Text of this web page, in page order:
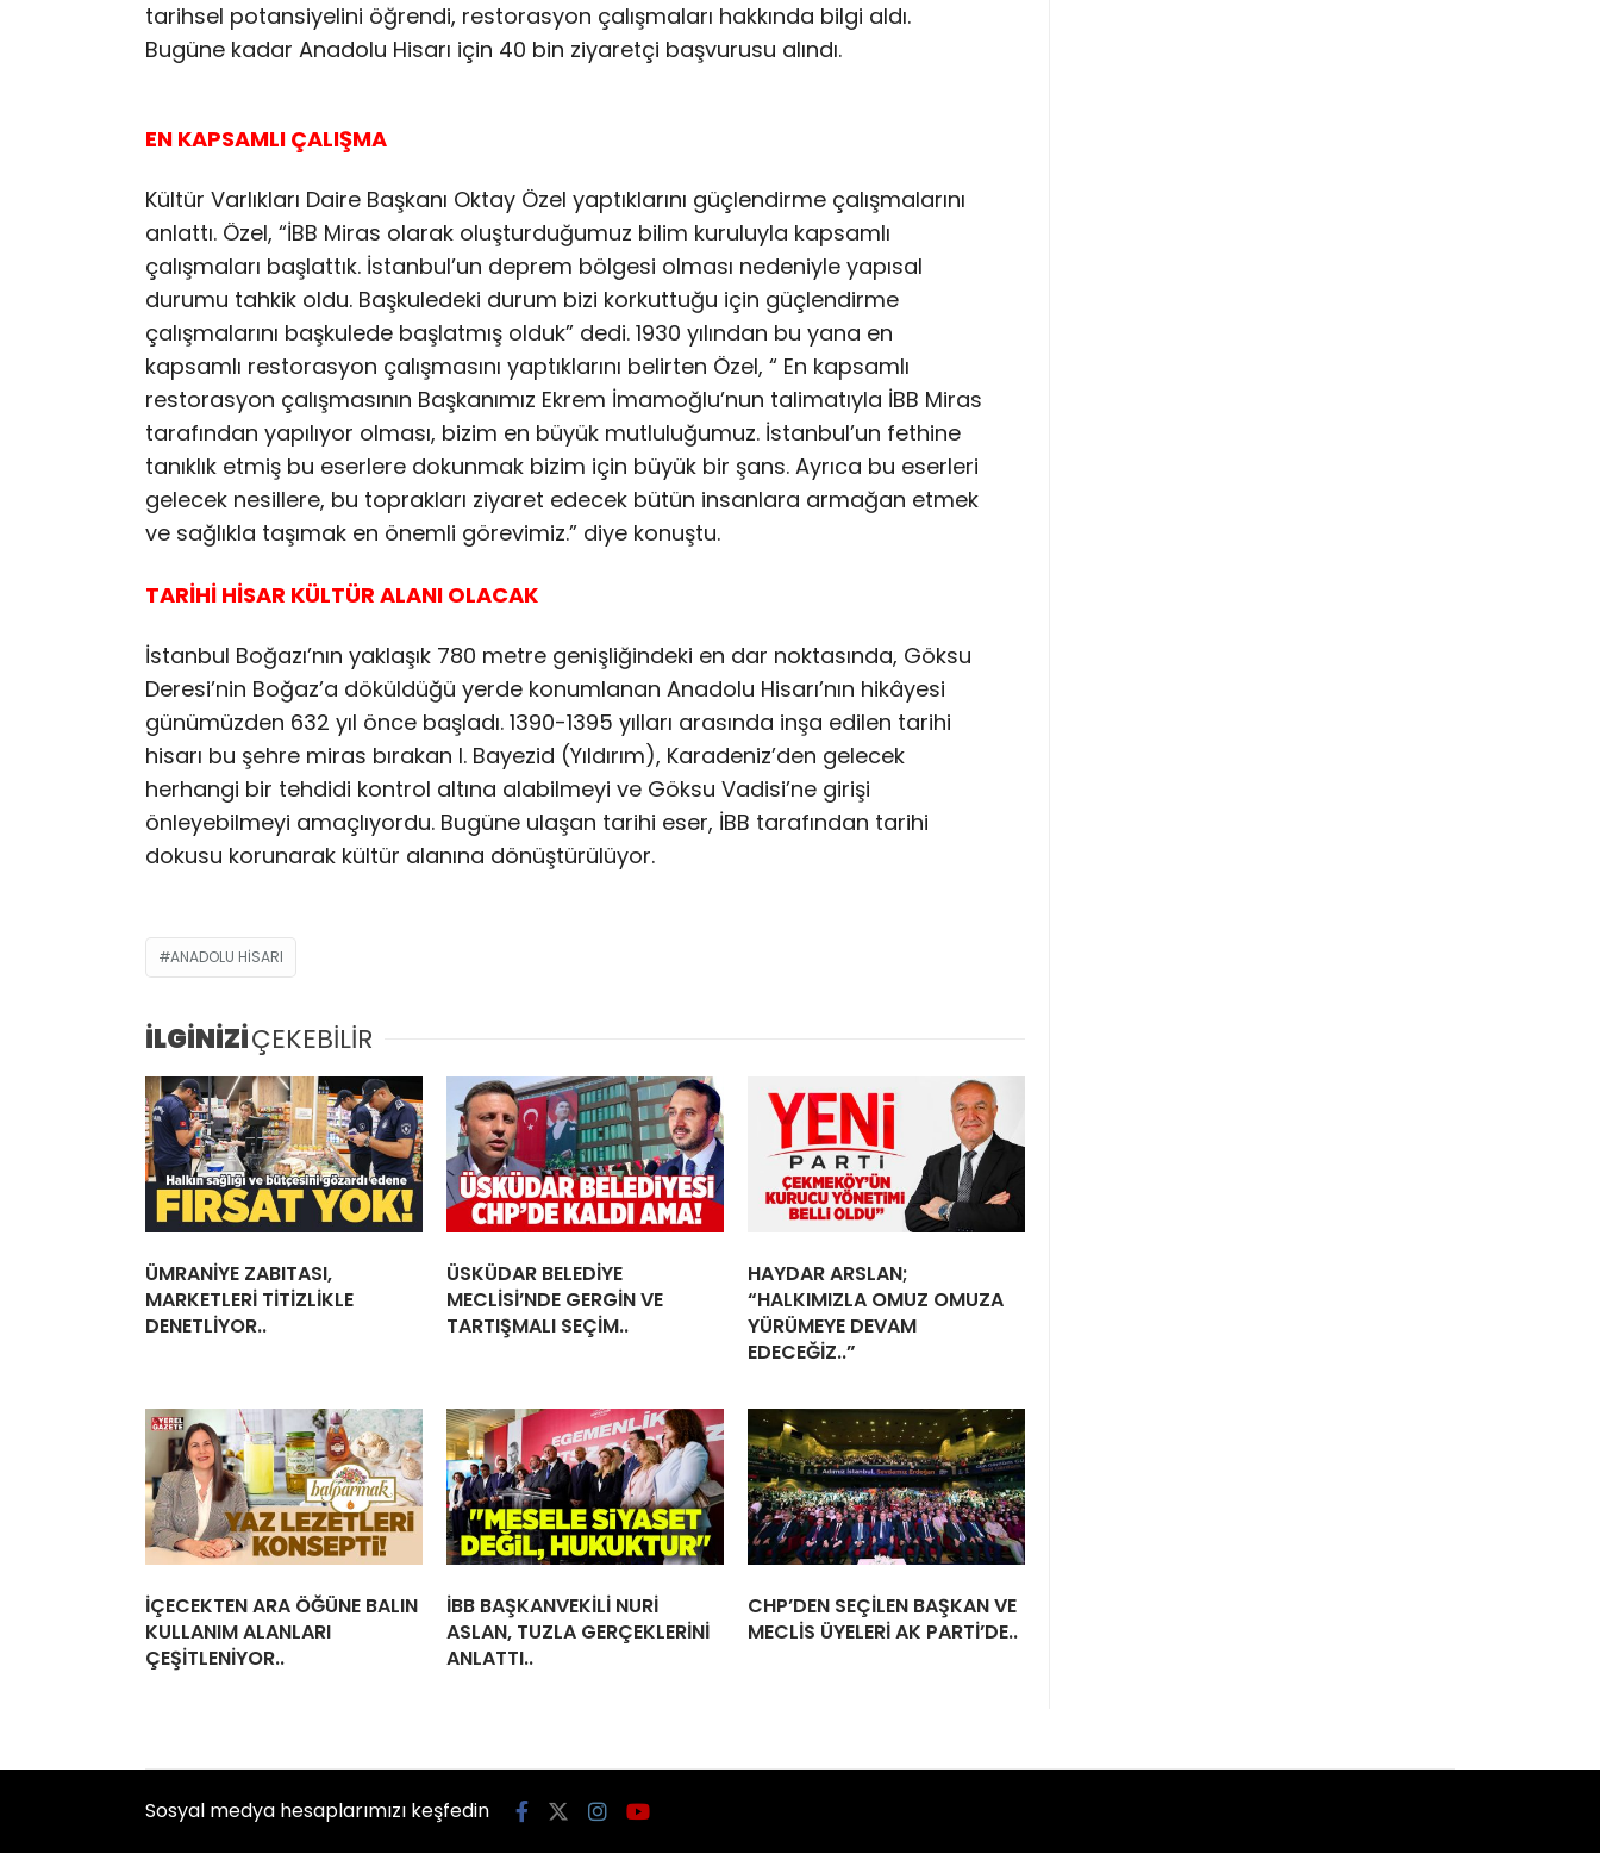
tarihsel potansiyelini öğrendi, restorasyon çalışmaları hakkında bilgi aldı.
Bugüne kadar Anadolu Hisarı için 40 bin ziyaretçi başvurusu alındı.
EN KAPSAMLI ÇALIŞMA
Kültür Varlıkları Daire Başkanı Oktay Özel yaptıklarını güçlendirme çalışmalarını
anlattı. Özel, “İBB Miras olarak oluşturduğumuz bilim kuruluyla kapsamlı
çalışmaları başlattık. İstanbul’un deprem bölgesi olması nedeniyle yapısal
durumu tahkik oldu. Başkuledeki durum bizi korkuttuğu için güçlendirme
çalışmalarını başkulede başlatmış olduk” dedi. 1930 yılından bu yana en
kapsamlı restorasyon çalışmasını yaptıklarını belirten Özel, “ En kapsamlı
restorasyon çalışmasının Başkanımız Ekrem İmamoğlu’nun talimatıyla İBB Miras
tarafından yapılıyor olması, bizim en büyük mutluluğumuz. İstanbul’un fethine
tanıklık etmiş bu eserlere dokunmak bizim için büyük bir şans. Ayrıca bu eserleri
gelecek nesillere, bu toprakları ziyaret edecek bütün insanlara armağan etmek
ve sağlıkla taşımak en önemli görevimiz.” diye konuştu.
TARİHİ HİSAR KÜLTÜR ALANI OLACAK
İstanbul Boğazı’nın yaklaşık 780 metre genişliğindeki en dar noktasında, Göksu
Deresi’nin Boğaz’a döküldüğü yerde konumlanan Anadolu Hisarı’nın hikâyesi
günümüzden 632 yıl önce başladı. 1390-1395 yılları arasında inşa edilen tarihi
hisarı bu şehre miras bırakan I. Bayezid (Yıldırım), Karadeniz’den gelecek
herhangi bir tehdidi kontrol altına alabilmeyi ve Göksu Vadisi’ne girişi
önleyebilmeyi amaçlıyordu. Bugüne ulaşan tarihi eser, İBB tarafından tarihi
dokusu korunarak kültür alanına dönüştürülüyor.
ANADOLU HISARI
İLGİNİZİÇEKEBİLİR
ÜMRANİYE ZABITASI,
MARKETLERİ TİTİZLİKLE
DENETLİYOR..
ÜSKÜDAR BELEDİYE
MECLİSİ’NDE GERGİN VE
TARTIŞMALI SEÇİM..
HAYDAR ARSLAN;
“HALKIMIZLA OMUZ OMUZA
YÜRÜMEYE DEVAM
EDECEĞİZ..”
İÇECEKTEN ARA ÖĞÜNE BALIN
KULLANIM ALANLARI
ÇEŞİTLENİYOR..
İBB BAŞKANVEKİLİ NURİ
ASLAN, TUZLA GERÇEKLERİNİ
ANLATTI..
CHP’DEN SEÇİLEN BAŞKAN VE
MECLİS ÜYELERİ AK PARTİ’DE..
Sosyal medya hesaplarımızı keşfedin